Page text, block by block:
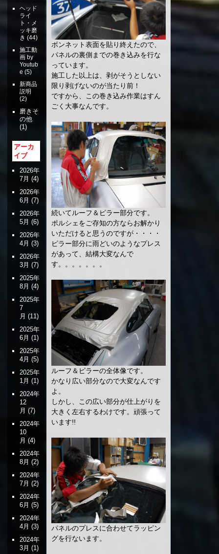
ボンネット表面を貼り終えたので、
パネルの裏側までの巻き込みを行な
っています。
施工した以上は、剥がそうとしない
限り剥げないのが当たり前！
ですから、この巻き込み作業はすん
ごく大事なんです。
続いてルーフ＆ピラー部分です。
ポルシェをご存知の方ならお解かり
いただけると思うのですが・・・・
ピラー部分に雨どいのようなプレス
があって、結構大変なんで
す。。。。。。。
ルーフ＆ピラーの全体像です。
かなり広い部分なので大変なんです
よ。
しかし、この広い部分が仕上がりを
大きく左右するわけです。頑張って
います!!
パネルのプレスに合わせてラッピン
グを行ないます。
ヘッド
ライ
ト・メ
ッキ磨
き (44)
施工動
画 by
Youtub
e (5)
新商品
説明
(2)
磨きそ
の他
(1)
アーカ
イブ
2026年
7月 (4)
2026年
6月 (7)
2026年
5月 (6)
2026年
4月 (3)
2026年
3月 (7)
2025年
8月 (4)
2025年
7
月 (11)
2025年
6月 (1)
2025年
4月 (5)
2025年
1月 (1)
2024年
12
月 (7)
2024年
10
月 (4)
2024年
8月 (2)
2024年
7月 (2)
2024年
6月 (5)
2024年
4月 (3)
2024年
3月 (1)